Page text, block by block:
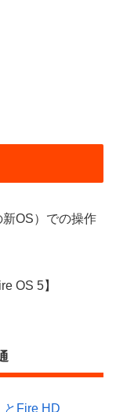
OS）での操作
OS 5】
とFire HD